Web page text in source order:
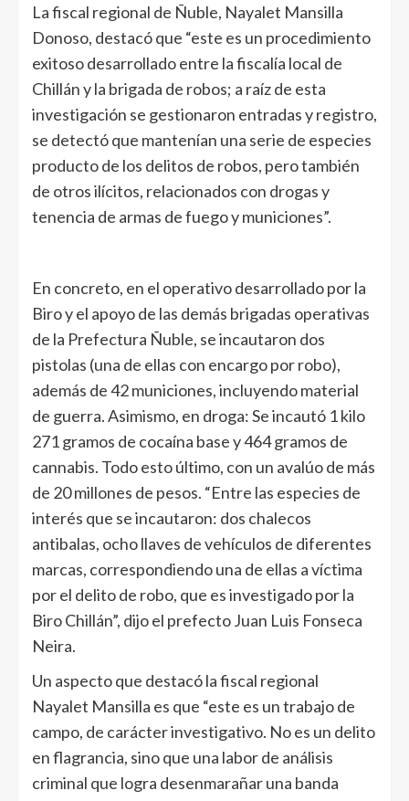
La fiscal regional de Ñuble, Nayalet Mansilla
Donoso, destacó que “este es un procedimiento
exitoso desarrollado entre la fiscalía local de
Chillán y la brigada de robos; a raíz de esta
investigación se gestionaron entradas y registro,
se detectó que mantenían una serie de especies
producto de los delitos de robos, pero también
de otros ilícitos, relacionados con drogas y
tenencia de armas de fuego y municiones”.
En concreto, en el operativo desarrollado por la
Biro y el apoyo de las demás brigadas operativas
de la Prefectura Ñuble, se incautaron dos
pistolas (una de ellas con encargo por robo),
además de 42 municiones, incluyendo material
de guerra. Asimismo, en droga: Se incautó 1 kilo
271 gramos de cocaína base y 464 gramos de
cannabis. Todo esto último, con un avalúo de más
de 20 millones de pesos. “Entre las especies de
interés que se incautaron: dos chalecos
antibalas, ocho llaves de vehículos de diferentes
marcas, correspondiendo una de ellas a víctima
por el delito de robo, que es investigado por la
Biro Chillán”, dijo el prefecto Juan Luis Fonseca
Neira.
Un aspecto que destacó la fiscal regional
Nayalet Mansilla es que “este es un trabajo de
campo, de carácter investigativo. No es un delito
en flagrancia, sino que una labor de análisis
criminal que logra desenmarañar una banda